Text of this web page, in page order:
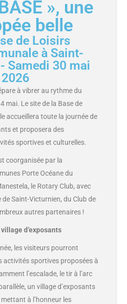
», une
belle
de Loisirs
à Saint-
Samedi 30 mai
2026
à vibrer au rythme du
mai. Le site de la Base de
accueillera toute la journée de
et proposera des
sportives et culturelles.
coorganisée par la
Porte Océane du
le Rotary Club, avec
de Saint-Victurnien, du Club de
autres partenaires !
d’exposants
les visiteurs pourront
activités sportives proposées à
l’escalade, le tir à l’arc
un village d’exposants
à l’honneur les